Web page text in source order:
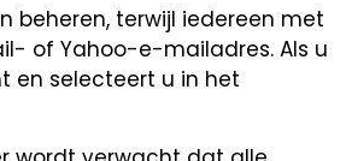
beheren, terwijl iedereen met
of Yahoo-e-mailadres. Als u
en selecteert u in het